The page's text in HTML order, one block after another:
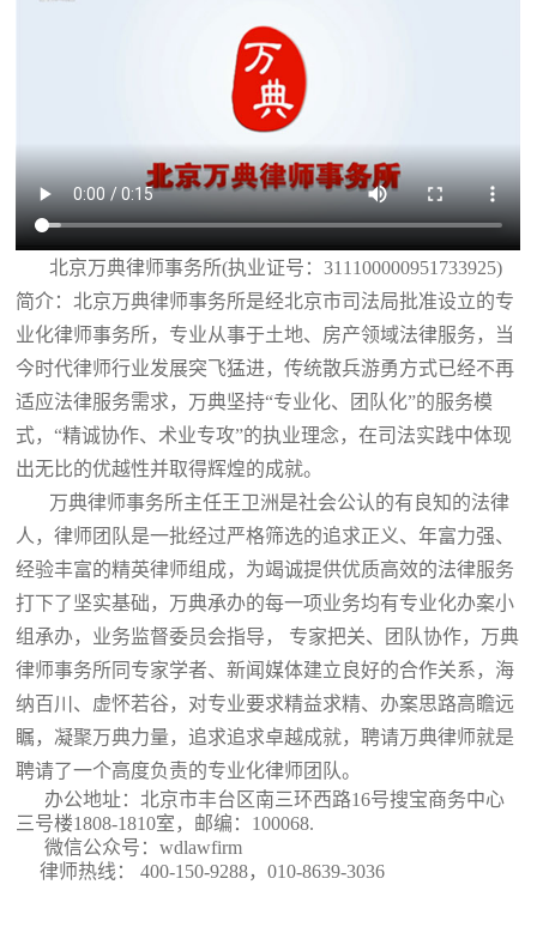
北京万典律师事务所(执业证号：311100000951733925)
简介：北京万典律师事务所是经北京市司法局批准设立的专
业化律师事务所，专业从事于土地、房产领域法律服务，当
今时代律师行业发展突飞猛进，传统散兵游勇方式已经不再
适应法律服务需求，万典坚持“专业化、团队化”的服务模
式，“精诚协作、术业专攻”的执业理念，在司法实践中体现
出无比的优越性并取得辉煌的成就。
万典律师事务所主任王卫洲是社会公认的有良知的法律
人，律师团队是一批经过严格筛选的追求正义、年富力强、
经验丰富的精英律师组成，为竭诚提供优质高效的法律服务
打下了坚实基础，万典承办的每一项业务均有专业化办案小
组承办，业务监督委员会指导， 专家把关、团队协作，万典
律师事务所同专家学者、新闻媒体建立良好的合作关系，海
纳百川、虚怀若谷，对专业要求精益求精、办案思路高瞻远
瞩，凝聚万典力量，追求追求卓越成就，聘请万典律师就是
聘请了一个高度负责的专业化律师团队。
办公地址：北京市丰台区南三环西路16号搜宝商务中心
三号楼1808-1810室 ，邮编：100068.
微信公众号：wdlawfirm
律师热线： 400-150-9288，010-8639-3036